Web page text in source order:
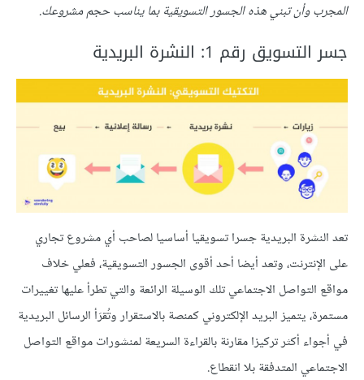
المجرب وأن تبني هذه الجسور التسويقية بما يناسب حجم مشروعك.
جسر التسويق رقم 1: النشرة البريدية
تعد النشرة البريدية جسرا تسويقيا أساسيا لصاحب أي مشروع تجاري
على الإنترنت، وتعد أيضا أحد أقوى الجسور التسويقية، فعلي خلاف
مواقع التواصل الاجتماعي تلك الوسيلة الرائعة والتي تطرأ عليها تغييرات
مستمرة، يتميز البريد الإلكتروني كمنصة بالاستقرار وتُقرَأ الرسائل البريدية
في أجواء أكثر تركيزا مقارنة بالقراءة السريعة لمنشورات مواقع التواصل
الاجتماعي المتدفقة بلا انقطاع.